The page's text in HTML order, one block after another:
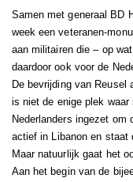
Samen met generaal BD
week een veteranen-
aan militairen die – op
daardoor ook voor de
De bevrijding van Reusel
is niet de enige plek
Nederlanders ingezet
actief in Libanon en
Maar natuurlijk gaat het
Aan het begin van de